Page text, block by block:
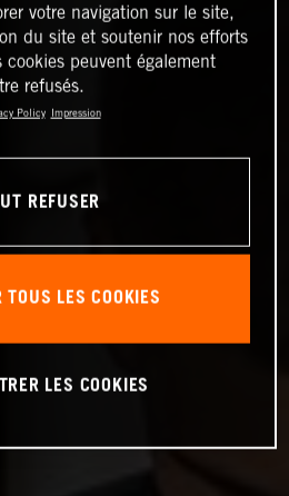
votre navigation sur le site,
du site et soutenir nos efforts
peuvent également
refusés.
Policy Impression
REFUSER
LES COOKIES
LES COOKIES